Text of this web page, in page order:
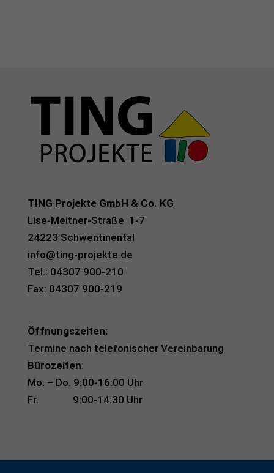
TING Projekte GmbH & Co. KG
Lise-Meitner-Straße 1-7
24223 Schwentinental
info@ting-projekte.de
Tel.: 04307 900-210
Fax: 04307 900-219
Öffnungszeiten:
Termine nach telefonischer Vereinbarung
Bürozeiten:
Mo. – Do. 9:00-16:00 Uhr
Fr. 9:00-14:30 Uhr